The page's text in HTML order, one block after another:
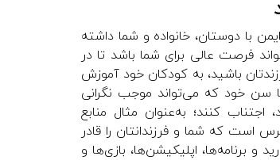
با دوستان، خانواده و شما داشته
فرصت عالی برای شما باشد تا در
باشید، به کودکان خود آموزش
سن خود که می‌تواند موجب نگرانی
کنند؛ به‌عنوان مثال منابع
است که شما و فرزندانتان را قادر
برنامه‌ها، اپلیکیشن‌ها، بازی‌ها و